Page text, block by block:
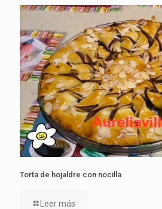
Torta de hojaldre con nocilla
Leer más